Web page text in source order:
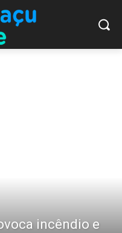
incêndio e